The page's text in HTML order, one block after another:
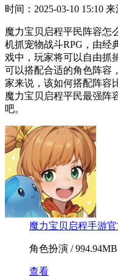
时间：2025-03-10 15:10 来
魔力宝贝启程平民阵容怎
机抓宠物战斗RPG，由经
戏中，玩家将可以自由抓
可以搭配合适的角色阵容
家来说，该如何搭配阵容
魔力宝贝启程平民最强阵
吧。
魔力宝贝启程手游
角色扮演 / 994.94MB
查看